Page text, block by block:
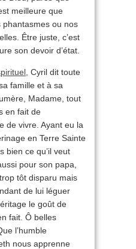
meilleure que
ou nos
Être juste, c’est
son devoir d’état.
, Cyril dit toute
famille et à sa
Madame, tout
en fait de
de vivre. Ayant eu la
en Terre Sainte
bien ce qu’il veut
pour son papa,
tôt disparu mais
de lui léguer
le goût de
fait. Ô belles
l’humble
nous apprenne